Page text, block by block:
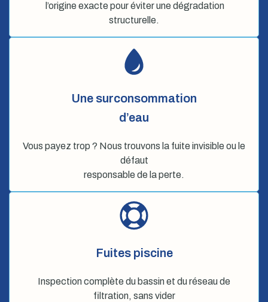
l’origine exacte pour éviter une dégradation
structurelle.
Une surconsommation
d’eau
Vous payez trop ? Nous trouvons la fuite invisible ou le
défaut
responsable de la perte.
Fuites piscine
Inspection complète du bassin et du réseau de
filtration, sans vider